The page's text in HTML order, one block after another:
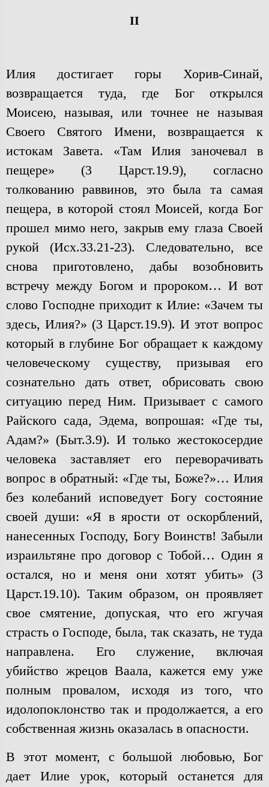
II
Илия достигает горы Хорив-Синай,
возвращается туда, где Бог открылся
Моисею, называя, или точнее не называя
Своего Святого Имени, возвращается к
истокам Завета. «Там Илия заночевал в
пещере» (3 Царст.19.9), согласно
толкованию раввинов, это была та самая
пещера, в которой стоял Моисей, когда Бог
прошел мимо него, закрыв ему глаза Своей
рукой (Исх.33.21-23). Следовательно, все
снова приготовлено, дабы возобновить
встречу между Богом и пророком… И вот
слово Господне приходит к Илие: «Зачем ты
здесь, Илия?» (3 Царст.19.9). И этот вопрос
который в глубине Бог обращает к каждому
человеческому существу, призывая его
сознательно дать ответ, обрисовать свою
ситуацию перед Ним. Призывает с самого
Райского сада, Эдема, вопрошая: «Где ты,
Адам?» (Быт.3.9). И только жестокосердие
человека заставляет его переворачивать
вопрос в обратный: «Где ты, Боже?»… Илия
без колебаний исповедует Богу состояние
своей души: «Я в ярости от оскорблений,
нанесенных Господу, Богу Воинств! Забыли
израильтяне про договор с Тобой… Один я
остался, но и меня они хотят убить» (3
Царст.19.10). Таким образом, он проявляет
свое смятение, допуская, что его жгучая
страсть о Господе, была, так сказать, не туда
направлена. Его служение, включая
убийство жрецов Ваала, кажется ему уже
полным провалом, исходя из того, что
идолопоклонство так и продолжается, а его
собственная жизнь оказалась в опасности.
В этот момент, с большой любовью, Бог
дает Илие урок, который останется для